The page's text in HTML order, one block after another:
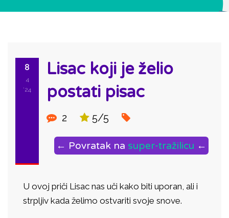
8
4
'24
Lisac koji je želio
postati pisac
2 5/5
← Povratak na super-tražilicu ←
U ovoj priči Lisac nas uči kako biti uporan, ali i
strpljiv kada želimo ostvariti svoje snove.